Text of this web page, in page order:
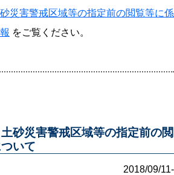
砂災害警戒区域等の指定前の閲覧等に係
をご覧ください。
土砂災害警戒区域等の指定前の閲
いて
2018/09/11-